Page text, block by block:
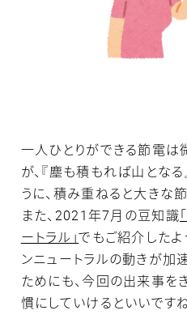
一人ひとりができる節電は
が、『塵も積もれば山とな
うに、積み重ねると大きな
また、2021年7月の豆知識
ートラル」でもご紹介した
ンニュートラルの動きが加
ためにも、今回の出来事を
慣にしていけるといいですね